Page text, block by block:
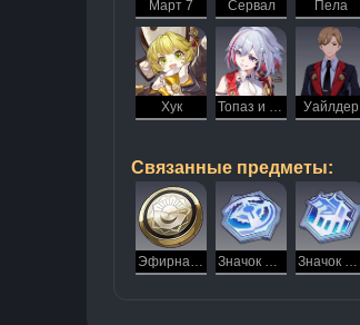
Март 7 Сервал Пела
Хук Уайлдер
Связанные предметы: